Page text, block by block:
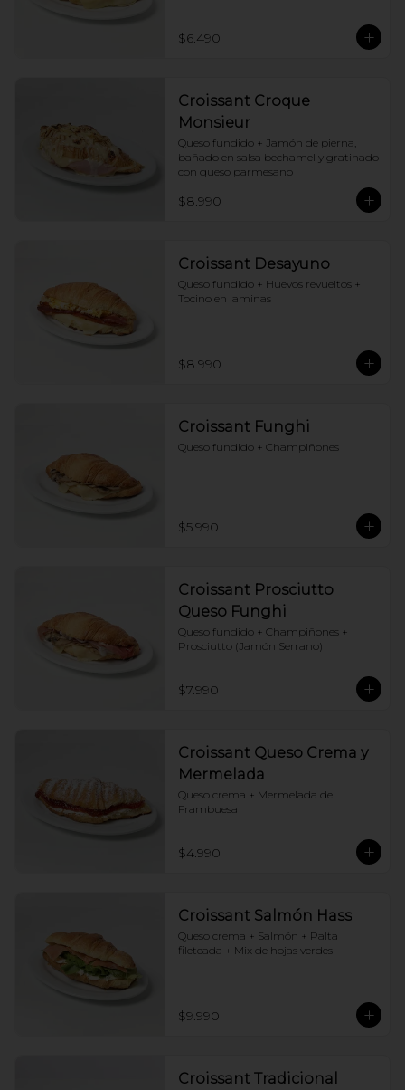
$6.490
Croissant Croque
Monsieur
Queso fundido + Jamón de pierna,
bañado en salsa bechamel y gratinado
con queso parmesano
$8.990
Croissant Desayuno
Queso fundido + Huevos revueltos +
Tocino en laminas
$8.990
Croissant Funghi
Queso fundido + Champiñones
$5.990
Croissant Prosciutto
Queso Funghi
Queso fundido + Champiñones +
Prosciutto (Jamón Serrano)
$7.990
Croissant Queso Crema y
Mermelada
Queso crema + Mermelada de
Frambuesa
$4.990
Croissant Salmón Hass
Queso crema + Salmón + Palta
fileteada + Mix de hojas verdes
$9.990
Croissant Tradicional